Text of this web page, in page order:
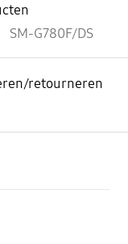
SM-G780F/DS
retourneren